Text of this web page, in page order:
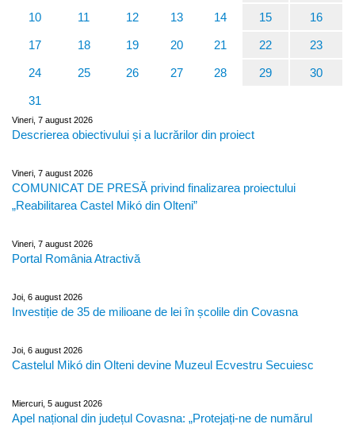
10 11 12 13 14 15 16
17 18 19 20 21 22 23
24 25 26 27 28 29 30
31
Vineri, 7 august 2026
Descrierea obiectivului și a lucrărilor din proiect
Vineri, 7 august 2026
COMUNICAT DE PRESĂ privind finalizarea proiectului
„Reabilitarea Castel Mikó din Olteni”
Vineri, 7 august 2026
Portal România Atractivă
Joi, 6 august 2026
Investiție de 35 de milioane de lei în școlile din Covasna
Joi, 6 august 2026
Castelul Mikó din Olteni devine Muzeul Ecvestru Secuiesc
Miercuri, 5 august 2026
Apel național din județul Covasna: „Protejați-ne de numărul